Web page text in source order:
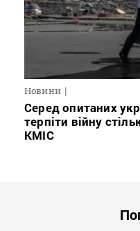
Новини
Серед опитаних
терпіти війну
КМІС